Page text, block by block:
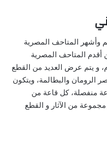
وأشهر المتاحف المصرية
أقدم المتاحف المصرية
فقد تم افتتاحه عام 1892 م، و يتم عرض العديد من القطع
الرومان والبطالمة، ويتكون
اليوناني الروماني من 22 قاعة منفصلة، كل قاعة من
من الآثار و القطع